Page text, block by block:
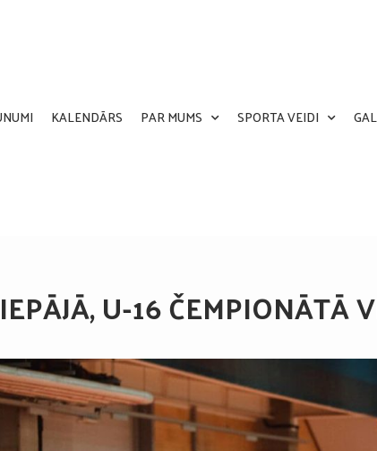
KALENDĀRS PAR MUMS SPORTA VEIDI
U-16 ČEMPIONĀTĀ